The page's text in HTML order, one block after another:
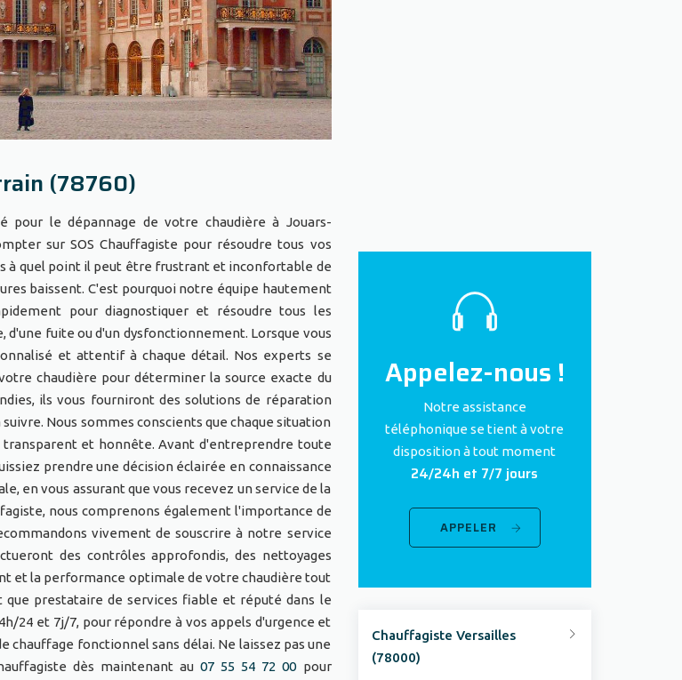
(78760)
pour le dépannage de votre chaudière à Jouars-
sur SOS Chauffagiste pour résoudre tous vos
à quel point il peut être frustrant et inconfortable de
baissent. C'est pourquoi notre équipe hautement
pour diagnostiquer et résoudre tous les
d'une fuite ou d'un dysfonctionnement. Lorsque vous
et attentif à chaque détail. Nos experts se
chaudière pour déterminer la source exacte du
ils vous fourniront des solutions de réparation
Nous sommes conscients que chaque situation
transparent et honnête. Avant d'entreprendre toute
prendre une décision éclairée en connaissance
en vous assurant que vous recevez un service de la
nous comprenons également l'importance de
vivement de souscrire à notre service
des contrôles approfondis, des nettoyages
et la performance optimale de votre chaudière tout
prestataire de services fiable et réputé dans le
24 et 7j/7, pour répondre à vos appels d'urgence et
fonctionnel sans délai. Ne laissez pas une
dès maintenant au07 55 54 72 00pour
Appelez-nous !
Notre assistance
téléphonique se tient à votre
disposition à tout moment
24/24h et 7/7 jours
APPELER
Chauffagiste Versailles
(78000)